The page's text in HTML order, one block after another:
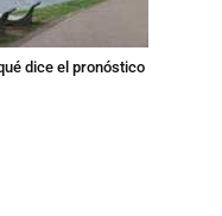
dice el pronóstico